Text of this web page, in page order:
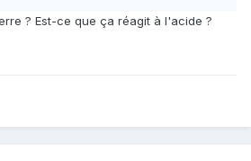
? Est-ce que ça réagit à l'acide ?